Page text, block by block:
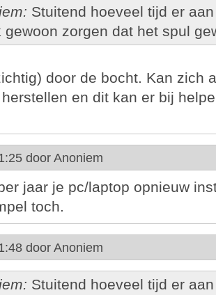
Stuitend hoeveel tijd er
gewoon zorgen dat het spul
door de bocht. Kan zich
en dit kan er bij
door Anoniem
jaar je pc/laptop opnieuw
toch.
door Anoniem
Stuitend hoeveel tijd er